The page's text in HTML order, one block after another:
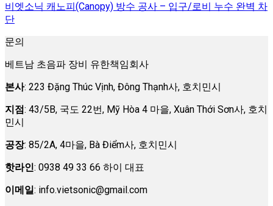
비엣소닉 캐노피(Canopy) 방수 공사 – 입구/로비 누수 완벽 차
단
문의
베트남 초음파 장비 유한책임회사
본사: 223 Đặng Thúc Vịnh, Đông Thạnh사, 호치민시
지점: 43/5B, 국도 22번, Mỹ Hòa 4 마을, Xuân Thới Sơn사, 호치
민시
공장: 85/2A, 4마을, Bà Điểm사, 호치민시
핫라인: 0938 49 33 66 하이 대표
이메일: info.vietsonic@gmail.com